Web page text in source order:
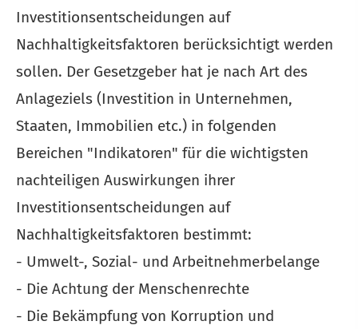
Investitionsentscheidungen auf
Nachhaltigkeitsfaktoren berücksichtigt werden
sollen. Der Gesetzgeber hat je nach Art des
Anlageziels (Investition in Unternehmen,
Staaten, Immobilien etc.) in folgenden
Bereichen "Indikatoren" für die wichtigsten
nachteiligen Auswirkungen ihrer
Investitionsentscheidungen auf
Nachhaltigkeitsfaktoren bestimmt:
- Umwelt-, Sozial- und Arbeitnehmerbelange
- Die Achtung der Menschenrechte
- Die Bekämpfung von Korruption und